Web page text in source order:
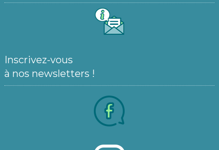
Inscrivez-vous
à nos newsletters !